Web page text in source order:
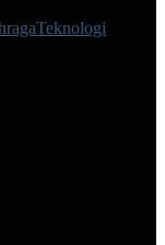
Teknologi